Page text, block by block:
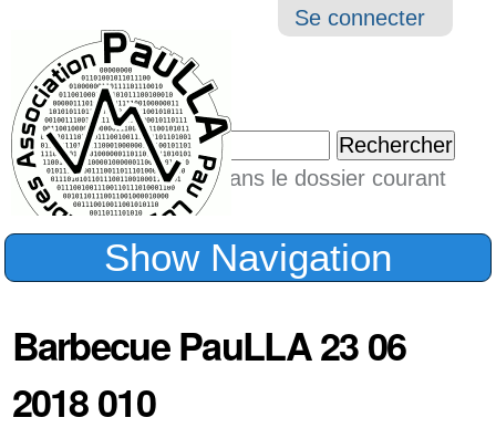
Outils
Se connecter
Chercher par
Seulement dans le dossier courant
Recherche
Show Navigation
Barbecue PauLLA 23 06
2018 010